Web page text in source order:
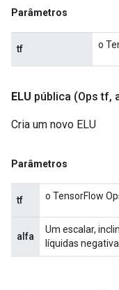
Parâmetros
tf o
ELU pública (Ops tf,
Cria um novo ELU
Parâmetros
tf o TensorFlow
alfa
Um escalar,
líquidas